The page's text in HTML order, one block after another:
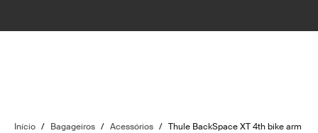
Início / Bagageiros / Acessórios / Thule BackSpace XT 4th bike arm